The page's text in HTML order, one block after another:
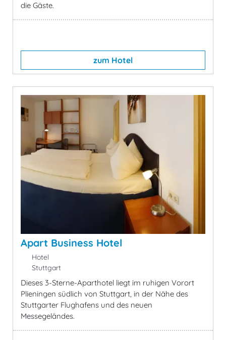
die Gäste.
zum Hotel
Apart Business Hotel
Hotel
Stuttgart
Dieses 3-Sterne-Aparthotel liegt im ruhigen Vorort
Plieningen südlich von Stuttgart, in der Nähe des
Stuttgarter Flughafens und des neuen
Messegeländes.